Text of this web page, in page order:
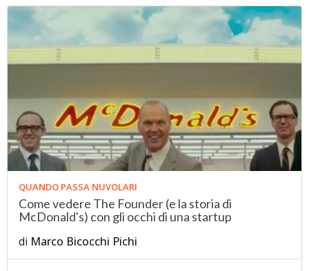
QUANDO PASSA NUVOLARI
Come vedere The Founder (e la storia di
McDonald's) con gli occhi di una startup
di Marco Bicocchi Pichi